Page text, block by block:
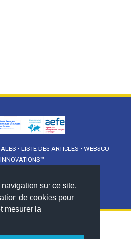
sur ce site,
de cookies pour
mesurer la
• LISTE DES ARTICLES • WEBSCO
INNOVATIONS™